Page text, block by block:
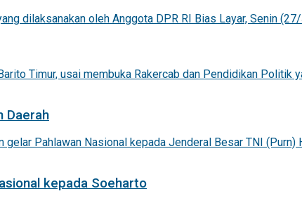
Daerah
kepada Soeharto